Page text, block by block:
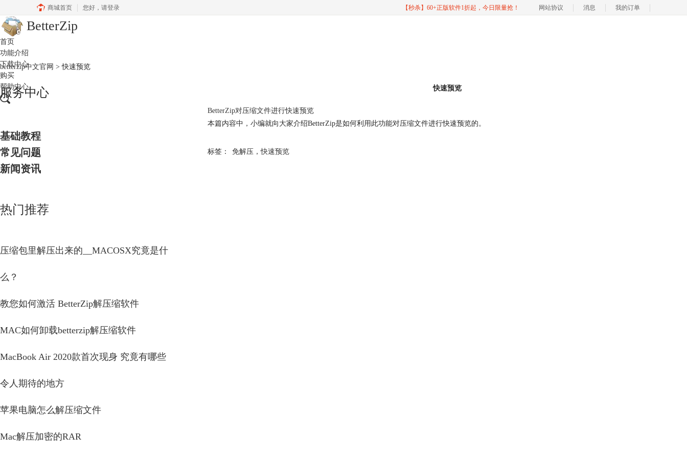
商城首页 您好， 请登录 【秒杀】60+正版软件1折起，今日限量抢！ 网站协议 消息 我的订单
BetterZip
首页
功能介绍
下载中心
购买
帮助中心
betterzip中文官网 >快速预览
服务中心
基础教程
常见问题
新闻资讯
热门推荐
压缩包里解压出来的__MACOSX究竟是什
么？
教您如何激活 BetterZip解压缩软件
MAC如何卸载betterzip解压缩软件
MacBook Air 2020款首次现身 究竟有哪些
令人期待的地方
苹果电脑怎么解压缩文件
Mac解压加密的RAR
快速预览
BetterZip对压缩文件进行快速预览
本篇内容中，小编就向大家介绍BetterZip是如何利用此功能对压缩文件进行快速预览的。
标签： 免解压 ，快速预览